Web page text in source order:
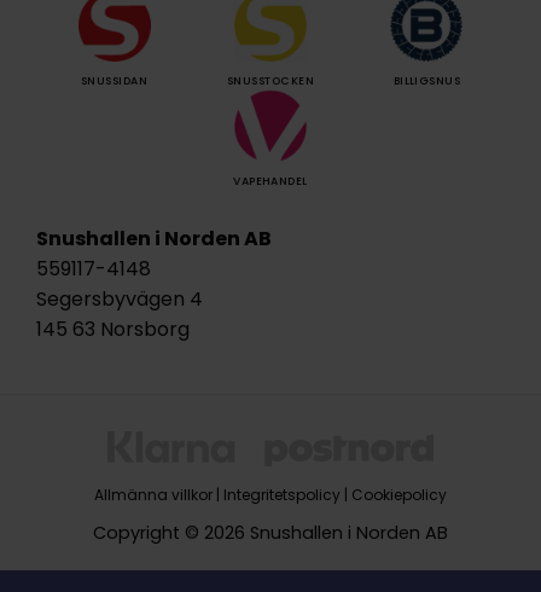
SNUSSIDAN SNUSSTOCKEN BILLIGSNUS
VAPEHANDEL
Snushallen i Norden AB
559117-4148
Segersbyvägen 4
145 63 Norsborg
Allmänna villkor | Integritetspolicy | Cookiepolicy
Copyright © 2026 Snushallen i Norden AB